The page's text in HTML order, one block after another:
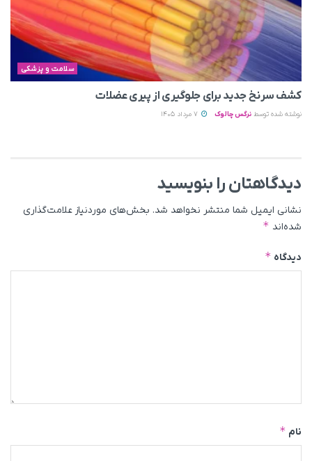
سلامت و پزشکی
کشف سرنخ جدید برای جلوگیری از پیری عضلات
نوشته شده توسط نرگس چالوک
دیدگاهتان را بنویسید
نشانی ایمیل شما منتشر نخواهد شد. بخش‌های موردنیاز علامت‌گذاری
شده‌اند *
دیدگاه *
نام *